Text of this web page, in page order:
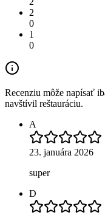
2
0
1
0
Recenziu môže napísať
navštívil reštauráciu.
A
23. januára 2026
super
D